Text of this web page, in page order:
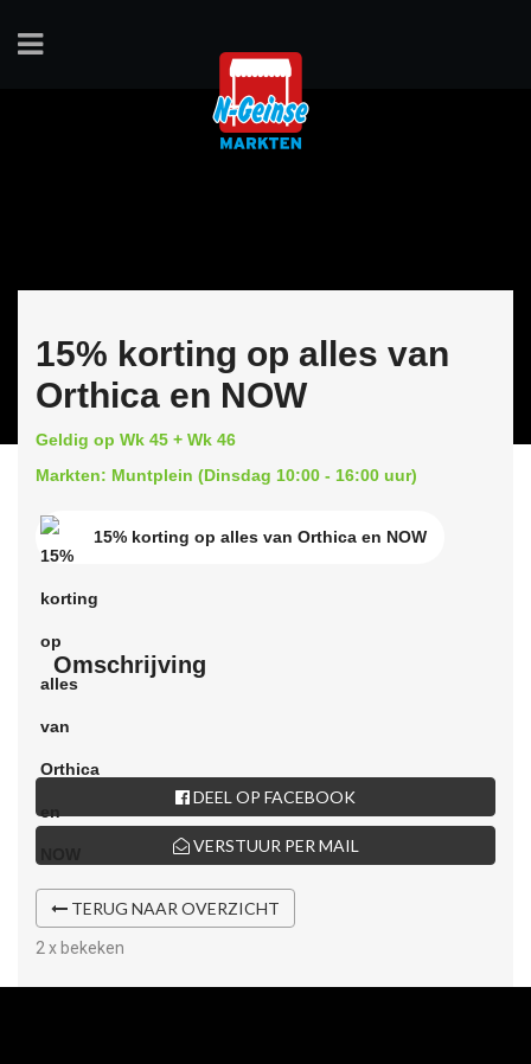
15% korting op alles van
Orthica en NOW
Geldig op Wk 45 + Wk 46
Markten: Muntplein (Dinsdag 10:00 - 16:00 uur)
15% korting op alles van Orthica en NOW
Omschrijving
DEEL OP FACEBOOK
VERSTUUR PER MAIL
TERUG NAAR OVERZICHT
2 x bekeken